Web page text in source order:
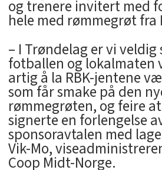
og trenere invitert med
hele med rømmegrøt fra
– I Trøndelag er vi
fotballen og lokalmaten
artig å la RBK-jentene
som får smake på den
rømmegrøten, og feire
signerte en forlengelse
sponsoravtalen med
Vik-Mo,
Coop Midt-Norge.